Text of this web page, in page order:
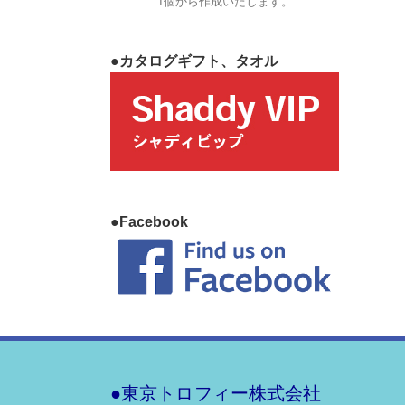
●カタログギフト、タオル
●Facebook
●東京トロフィー株式会社